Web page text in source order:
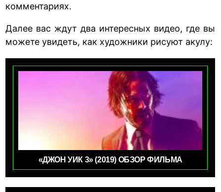
комментариях.
Далее вас ждут два интересных видео, где вы
можете увидеть, как художники рисуют акулу:
«ДЖОН УИК 3» (2019) ОБЗОР ФИЛЬМА